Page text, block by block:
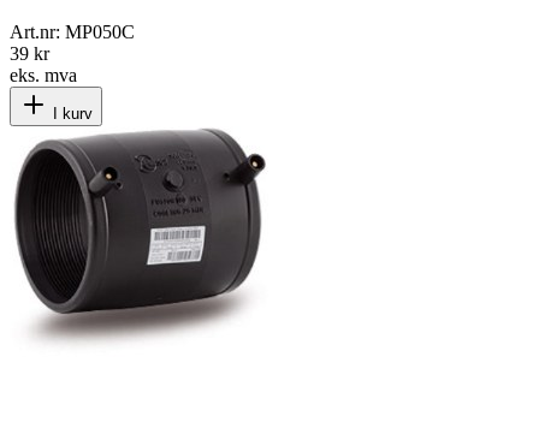
Art.nr: MP050C
39 kr
eks. mva
I kurv